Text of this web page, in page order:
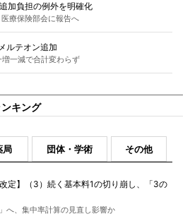
加負担の例外を明確化
療保険部会に報告へ
ルテオン追加
一減で合計変わらず
キング
局 団体・学術 その他
改定】（3）続く基本料1の切り崩し、「3の
へ、集中率計算の見直し影響か